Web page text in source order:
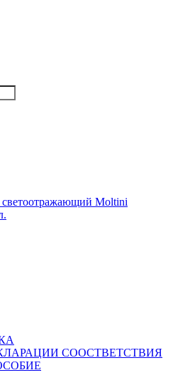
Moltini
СООСТВЕТСТВИЯ